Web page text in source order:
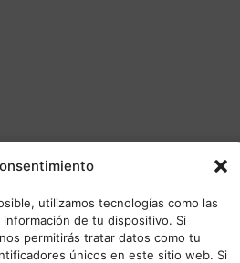
utilizamos tecnologías como las
de tu dispositivo. Si
permitirás tratar datos como tu
únicos en este sitio web. Si
académica